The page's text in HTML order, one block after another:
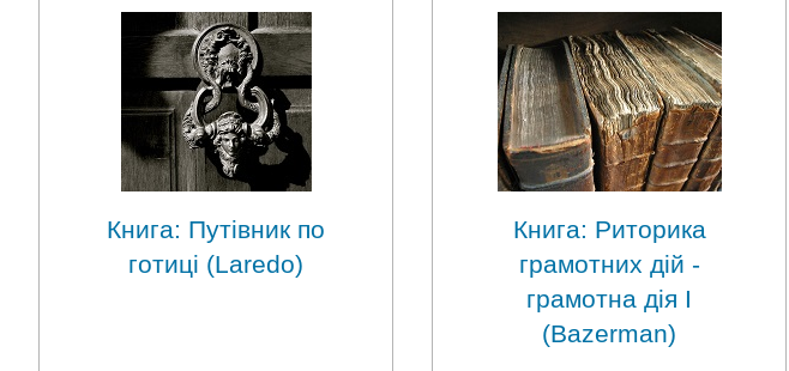
Книга: Путівник по
готиці (Laredo)
Книга: Риторика
грамотних дій -
грамотна дія I
(Bazerman)